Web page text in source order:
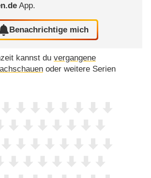
App.
Benachrichtige mich
kannst du vergangene
oder weitere Serien